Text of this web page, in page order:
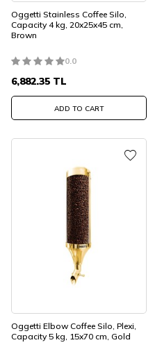
Oggetti Stainless Coffee Silo,
Capacity 4 kg, 20x25x45 cm,
Brown
0.0
6,882.35 TL
ADD TO CART
Oggetti Elbow Coffee Silo, Plexi,
Capacity 5 kg, 15x70 cm, Gold